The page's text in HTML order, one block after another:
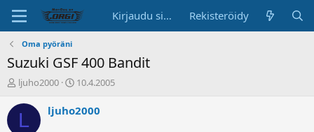
Kirjaudu sisään Rekisteröidy
Oma pyöräni
Suzuki GSF 400 Bandit
K
s
ljuho2000
A
o
10.4.2005
L ljuho2000